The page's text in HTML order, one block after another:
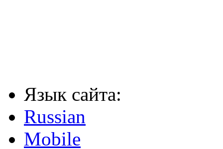
Язык сайта:
Russian
Mobile